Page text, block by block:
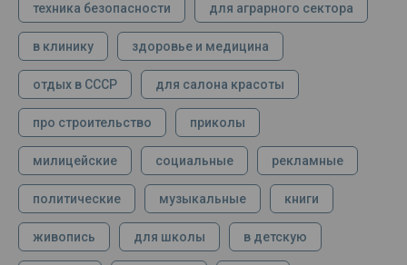
техника безопасности для аграрного сектора
в клинику здоровье и медицина
отдых в СССР для салона красоты
про строительство приколы
милицейские социальные рекламные
политические музыкальные книги
живопись для школы в детскую